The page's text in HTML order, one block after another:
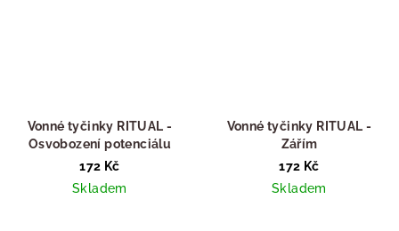
Vonné tyčinky RITUAL -
Osvobození potenciálu
172 Kč
Skladem
Vonné tyčinky RITUAL -
Zářím
172 Kč
Skladem